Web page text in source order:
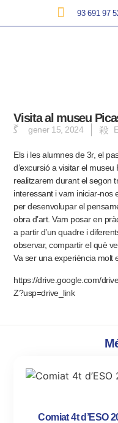
93 691 97
Visita al museu
gener 15, 2024
Els i les alumnes de 3r, el
d’excursió a visitar el
realitzarem durant el segon
interessant i vam iniciar-nos
per desenvolupar el
obra d’art. Vam posar en
a partir d’un quadre i
observar, compartir el què
Va ser una experiència molt
https://drive.google.com/
Z?usp=drive_link
Comiat 4t d’ESO